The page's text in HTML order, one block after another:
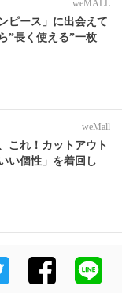
weMALL
ピース」に出会えて
”長く使える”一枚
weMall
これ！カットアウト
い個性」を着回し